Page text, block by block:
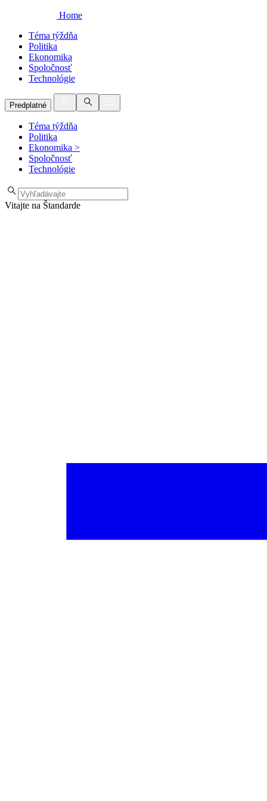
Home
Téma týždňa
Politika
Ekonomika
Spoločnosť
Technológie
Predplatné
Téma týždňa
Politika
Ekonomika >
Spoločnosť
Technológie
Vitajte na Štandarde